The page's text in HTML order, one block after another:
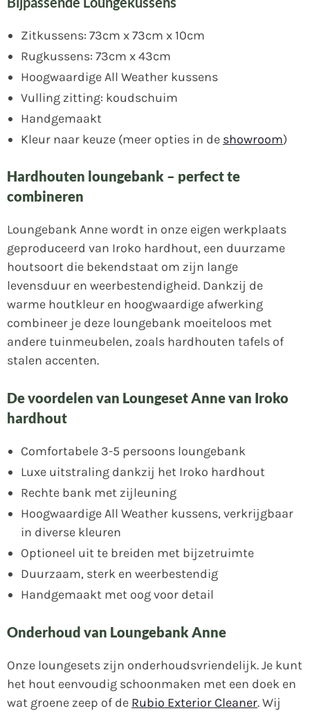
Zitkussens: 73cm x 73cm x 10cm
Rugkussens: 73cm x 43cm
Hoogwaardige All Weather kussens
Vulling zitting: koudschuim
Handgemaakt
Kleur naar keuze (meer opties in de showroom)
Hardhouten loungebank – perfect te
combineren
Loungebank Anne wordt in onze eigen werkplaats
geproduceerd van Iroko hardhout, een duurzame
houtsoort die bekendstaat om zijn lange
levensduur en weerbestendigheid. Dankzij de
warme houtkleur en hoogwaardige afwerking
combineer je deze loungebank moeiteloos met
andere tuinmeubelen, zoals hardhouten tafels of
stalen accenten.
De voordelen van Loungeset Anne van Iroko
hardhout
Comfortabele 3-5 persoons loungebank
Luxe uitstraling dankzij het Iroko hardhout
Rechte bank met zijleuning
Hoogwaardige All Weather kussens, verkrijgbaar
in diverse kleuren
Optioneel uit te breiden met bijzetruimte
Duurzaam, sterk en weerbestendig
Handgemaakt met oog voor detail
Onderhoud van Loungebank Anne
Onze loungesets zijn onderhoudsvriendelijk. Je kunt
het hout eenvoudig schoonmaken met een doek en
wat groene zeep of de Rubio Exterior Cleaner. Wij